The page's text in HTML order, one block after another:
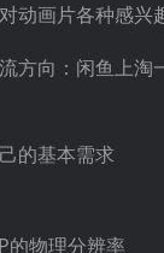
动画片各种感
方向：闲鱼上
的基本需求
的物理分辨率